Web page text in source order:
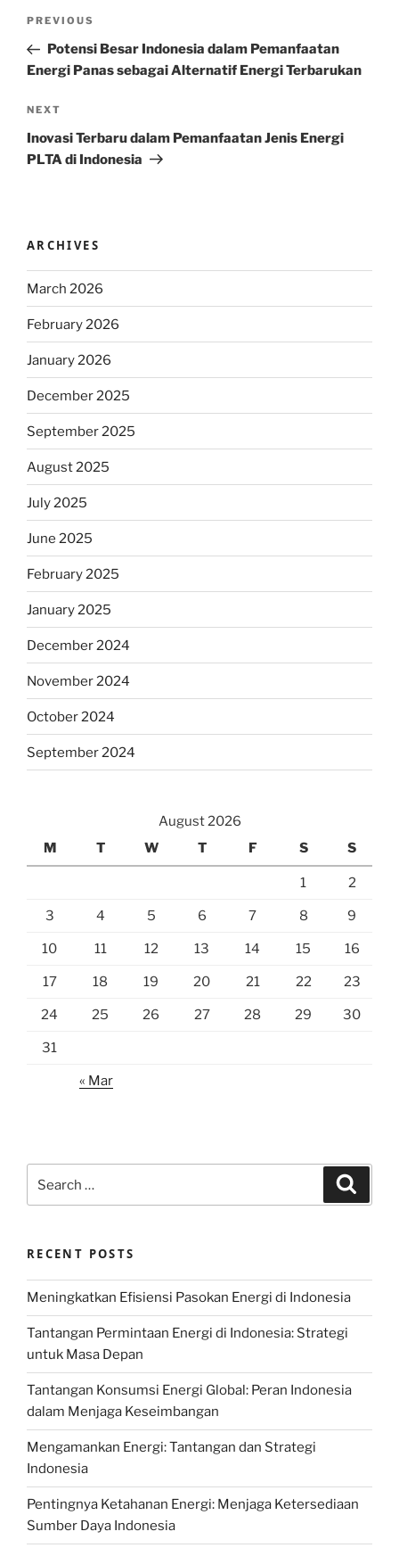
Previous
Post
PREVIOUS
Potensi Besar Indonesia dalam Pemanfaatan
Energi Panas sebagai Alternatif Energi Terbarukan
Next
Post
NEXT
Inovasi Terbaru dalam Pemanfaatan Jenis Energi
PLTA di Indonesia
ARCHIVES
March 2026
February 2026
January 2026
December 2025
September 2025
August 2025
July 2025
June 2025
February 2025
January 2025
December 2024
November 2024
October 2024
September 2024
August 2026
M
T W T F S S
1 2
3 4 5 6 7 8 9
10 11 12 13 14 15 16
17 18 19 20 21 22 23
24 25 26 27 28 29 30
31
« Mar
for:
RECENT POSTS
Meningkatkan Efisiensi Pasokan Energi di Indonesia
Tantangan Permintaan Energi di Indonesia: Strategi
untuk Masa Depan
Tantangan Konsumsi Energi Global: Peran Indonesia
dalam Menjaga Keseimbangan
Mengamankan Energi: Tantangan dan Strategi
Indonesia
Pentingnya Ketahanan Energi: Menjaga Ketersediaan
Sumber Daya Indonesia